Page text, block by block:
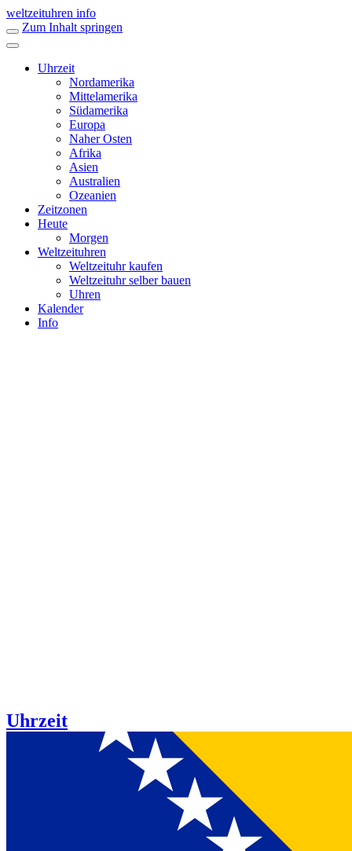
weltzeituhren info
Zum Inhalt springen
Uhrzeit
Nordamerika
Mittelamerika
Südamerika
Europa
Naher Osten
Afrika
Asien
Australien
Ozeanien
Zeitzonen
Heute
Morgen
Weltzeituhren
Weltzeituhr kaufen
Weltzeituhr selber bauen
Uhren
Kalender
Info
Uhrzeit